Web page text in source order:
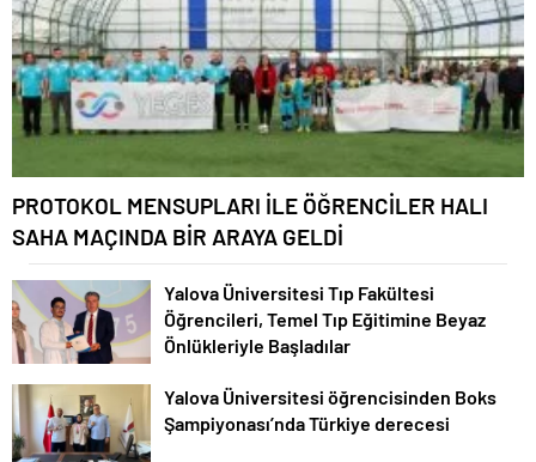
PROTOKOL MENSUPLARI İLE ÖĞRENCİLER HALI
SAHA MAÇINDA BİR ARAYA GELDİ
Yalova Üniversitesi Tıp Fakültesi
Öğrencileri, Temel Tıp Eğitimine Beyaz
Önlükleriyle Başladılar
Yalova Üniversitesi öğrencisinden Boks
Şampiyonası’nda Türkiye derecesi